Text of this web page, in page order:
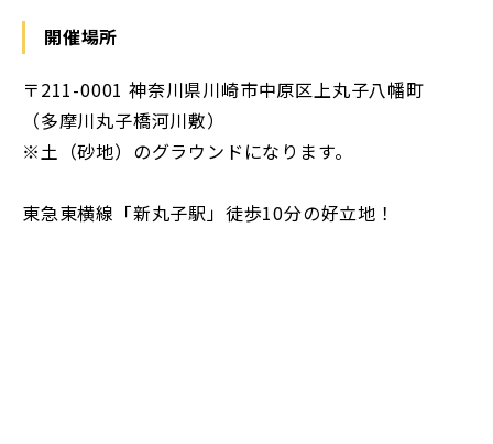
開催場所
〒211-0001 神奈川県川崎市中原区上丸子八幡町
（多摩川丸子橋河川敷）
※土（砂地）のグラウンドになります。
東急東横線「新丸子駅」徒歩10分の好立地！